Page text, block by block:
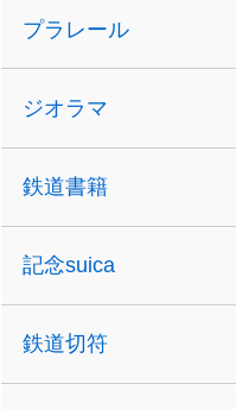
プラレール
ジオラマ
鉄道書籍
記念suica
鉄道切符